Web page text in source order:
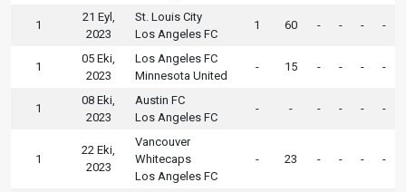
1
21 Eyl,
2023
St. Louis City
Los Angeles FC
1 60 - - - -
1
05 Eki,
2023
Los Angeles FC
Minnesota United
- 15 - - - -
1
08 Eki,
2023
Austin FC
Los Angeles FC
- - - - - -
1
22 Eki,
2023
Vancouver
Whitecaps
Los Angeles FC
- 23 - - - -